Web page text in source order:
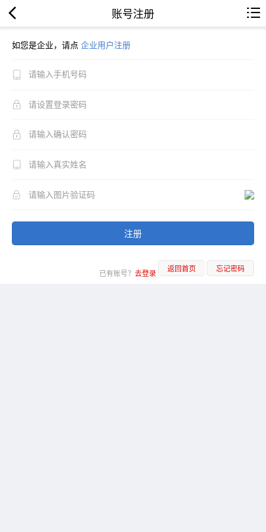
账号注册
如您是企业，请点 企业用户注册
注册
已有账号？ 去登录 返回首页 忘记密码